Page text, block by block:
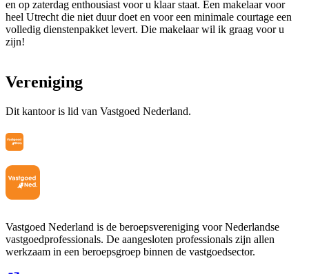
en op zaterdag enthousiast voor u klaar staat. Een makelaar voor
heel Utrecht die niet duur doet en voor een minimale courtage een
volledig dienstenpakket levert. Die makelaar wil ik graag voor u
zijn!
Vereniging
Dit kantoor is lid van Vastgoed Nederland.
Vastgoed Nederland is de beroepsvereniging voor Nederlandse
vastgoedprofessionals. De aangesloten professionals zijn allen
werkzaam in een beroepsgroep binnen de vastgoedsector.